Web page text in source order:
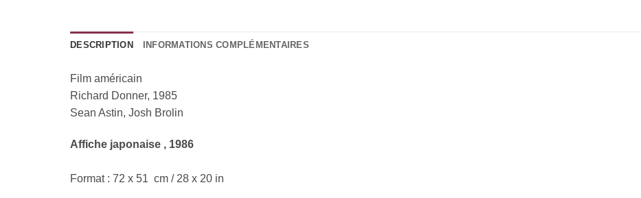
DESCRIPTION INFORMATIONS COMPLÉMENTAIRES
Film américain
Richard Donner, 1985
Sean Astin, Josh Brolin
Affiche japonaise , 1986
Format : 72 x 51 cm / 28 x 20 in